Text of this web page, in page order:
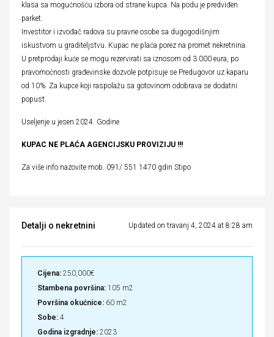
klasa sa mogućnošću izbora od strane kupca. Na podu je predviđen
parket.
Investitor i izvođač radova su pravne osobe sa dugogodišnjim
iskustvom u graditeljstvu. Kupac ne plaća porez na promet nekretnina.
U pretprodaji kuće se mogu rezervirati sa iznosom od 3 000 eura, po
pravomoćnosti građevinske dozvole potpisuje se Predugovor uz kaparu
od 10%. Za kupce koji raspolažu sa gotovinom odobrava se dodatni
popust.
Useljenje u jesen 2024. Godine
KUPAC NE PLAĆA AGENCIJSKU PROVIZIJU !!!
Za više info nazovite mob. 091/ 551 1470 gdin Stipo
Detalji o nekretnini Updated on travanj 4, 2024 at 8:28 am
Cijena: 250,000€
Stambena površina: 105 m2
Površina okućnice: 60 m2
Sobe: 4
Godina izgradnje: 2023